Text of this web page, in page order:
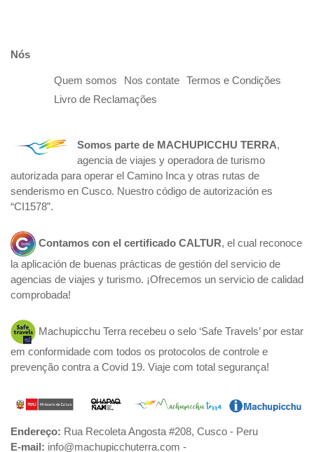
Nós
Quem somos Nos contate
Termos e Condições
Livro de Reclamações
Somos parte de MACHUPICCHU TERRA,
agencia de viajes y operadora de turismo
autorizada para operar el Camino Inca y otras rutas de
senderismo en Cusco. Nuestro código de autorización es
“CI1578”.
Contamos con el certificado CALTUR, el cual reconoce
la aplicación de buenas prácticas de gestión del servicio de
agencias de viajes y turismo. ¡Ofrecemos un servicio de calidad
comprobada!
Machupicchu Terra recebeu o selo ‘Safe Travels’ por estar
em conformidade com todos os protocolos de controle e
prevenção contra a Covid 19. Viaje com total segurança!
Endereço: Rua Recoleta Angosta #208, Cusco - Peru
E-mail: info@machupicchuterra.com -